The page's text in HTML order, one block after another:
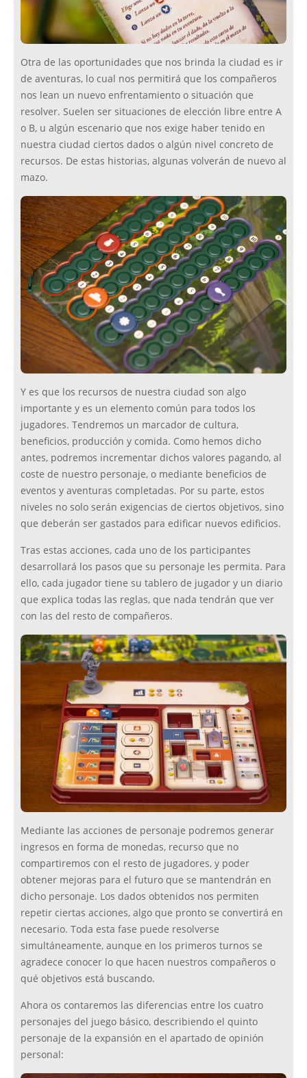
Otra de las oportunidades que nos brinda la ciudad es ir
de aventuras, lo cual nos permitirá que los compañeros
nos lean un nuevo enfrentamiento o situación que
resolver. Suelen ser situaciones de elección libre entre A
o B, u algún escenario que nos exige haber tenido en
nuestra ciudad ciertos dados o algún nivel concreto de
recursos. De estas historias, algunas volverán de nuevo al
mazo.
Y es que los recursos de nuestra ciudad son algo
importante y es un elemento común para todos los
jugadores. Tendremos un marcador de cultura,
beneficios, producción y comida. Como hemos dicho
antes, podremos incrementar dichos valores pagando, al
coste de nuestro personaje, o mediante beneficios de
eventos y aventuras completadas. Por su parte, estos
niveles no solo serán exigencias de ciertos objetivos, sino
que deberán ser gastados para edificar nuevos edificios.
Tras estas acciones, cada uno de los participantes
desarrollará los pasos que su personaje les permita. Para
ello, cada jugador tiene su tablero de jugador y un diario
que explica todas las reglas, que nada tendrán que ver
con las del resto de compañeros.
Mediante las acciones de personaje podremos generar
ingresos en forma de monedas, recurso que no
compartiremos con el resto de jugadores, y poder
obtener mejoras para el futuro que se mantendrán en
dicho personaje. Los dados obtenidos nos permiten
repetir ciertas acciones, algo que pronto se convertirá en
necesario. Toda esta fase puede resolverse
simultáneamente, aunque en los primeros turnos se
agradece conocer lo que hacen nuestros compañeros o
qué objetivos está buscando.
Ahora os contaremos las diferencias entre los cuatro
personajes del juego básico, describiendo el quinto
personaje de la expansión en el apartado de opinión
personal: